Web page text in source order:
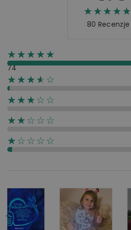
☆☆☆☆☆
★★★★★
80 Recenzje
☆☆☆☆☆
★★★★★
74
☆☆☆☆☆
★★★★
☆☆☆☆☆
★★★
☆☆☆☆☆
★★
☆☆☆☆☆
★